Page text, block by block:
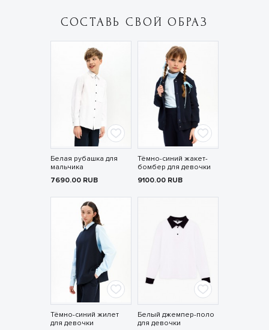
СОСТАВЬ СВОЙ ОБРАЗ
Белая рубашка для
мальчика
7690.00 RUB
Тёмно-синий жакет-
бомбер для девочки
9100.00 RUB
Тёмно-синий жилет
для девочки
Белый джемпер-поло
для девочки